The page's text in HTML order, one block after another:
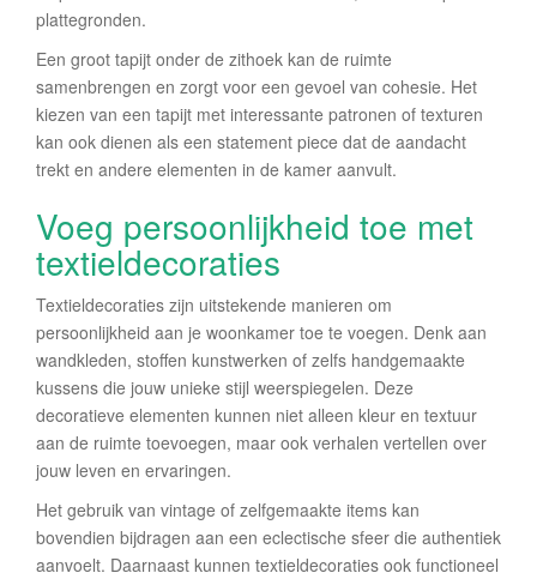
plattegronden.
Een groot tapijt onder de zithoek kan de ruimte
samenbrengen en zorgt voor een gevoel van cohesie. Het
kiezen van een tapijt met interessante patronen of texturen
kan ook dienen als een statement piece dat de aandacht
trekt en andere elementen in de kamer aanvult.
Voeg persoonlijkheid toe met
textieldecoraties
Textieldecoraties zijn uitstekende manieren om
persoonlijkheid aan je woonkamer toe te voegen. Denk aan
wandkleden, stoffen kunstwerken of zelfs handgemaakte
kussens die jouw unieke stijl weerspiegelen. Deze
decoratieve elementen kunnen niet alleen kleur en textuur
aan de ruimte toevoegen, maar ook verhalen vertellen over
jouw leven en ervaringen.
Het gebruik van vintage of zelfgemaakte items kan
bovendien bijdragen aan een eclectische sfeer die authentiek
aanvoelt. Daarnaast kunnen textieldecoraties ook functioneel